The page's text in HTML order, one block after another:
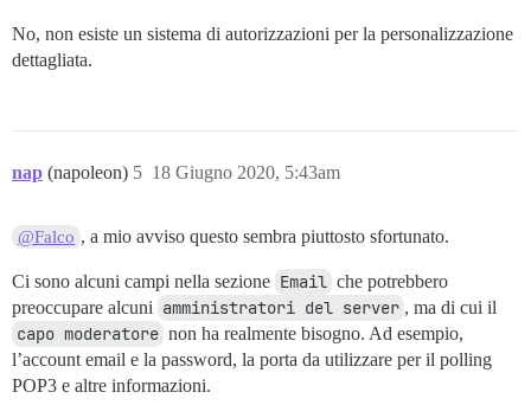
No, non esiste un sistema di autorizzazioni per la personalizzazione
dettagliata.
nap (napoleon) 18 Giugno 2020, 5:43am
5
@Falco , a mio avviso questo sembra piuttosto sfortunato.
Ci sono alcuni campi nella sezione Email che potrebbero
preoccupare alcuni amministratori del server , ma di cui il
capo moderatore non ha realmente bisogno. Ad esempio,
l’account email e la password, la porta da utilizzare per il polling
POP3 e altre informazioni.